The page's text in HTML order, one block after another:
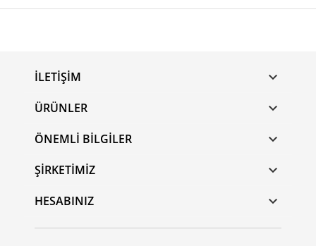
İLETIŞIM 
ÜRÜNLER 
ÖNEMLI BILGILER 
ŞIRKETIMIZ 
HESABINIZ 